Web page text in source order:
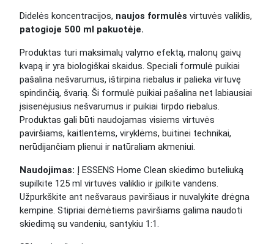
Didelės koncentracijos, naujos formulės virtuvės valiklis,
patogioje 500 ml pakuotėje.
Produktas turi maksimalų valymo efektą, malonų gaivų
kvapą ir yra biologiškai skaidus. Speciali formulė puikiai
pašalina nešvarumus, ištirpina riebalus ir palieka virtuvę
spindinčią, švarią. Ši formulė puikiai pašalina net labiausiai
įsisenėjusius nešvarumus ir puikiai tirpdo riebalus.
Produktas gali būti naudojamas visiems virtuvės
paviršiams, kaitlentėms, viryklėms, buitinei technikai,
nerūdijančiam plienui ir natūraliam akmeniui.
Naudojimas: Į ESSENS Home Clean skiedimo buteliuką
supilkite 125 ml virtuvės valiklio ir įpilkite vandens.
Užpurkškite ant nešvaraus paviršiaus ir nuvalykite drėgna
kempine. Stipriai dėmėtiems paviršiams galima naudoti
skiedimą su vandeniu, santykiu 1:1.